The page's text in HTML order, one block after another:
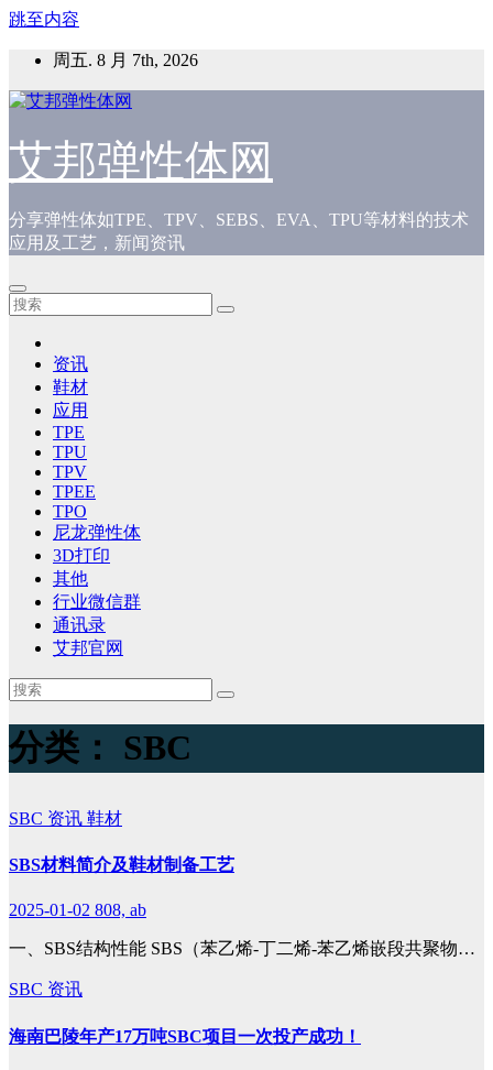
跳至内容
周五. 8 月 7th, 2026
艾邦弹性体网
分享弹性体如TPE、TPV、SEBS、EVA、TPU等材料的技术
应用及工艺，新闻资讯
资讯
鞋材
应用
TPE
TPU
TPV
TPEE
TPO
尼龙弹性体
3D打印
其他
行业微信群
通讯录
艾邦官网
分类： SBC
SBC 资讯 鞋材
SBS材料简介及鞋材制备工艺
2025-01-02 808, ab
一、SBS结构性能 SBS（苯乙烯-丁二烯-苯乙烯嵌段共聚物…
SBC 资讯
海南巴陵年产17万吨SBC项目一次投产成功！